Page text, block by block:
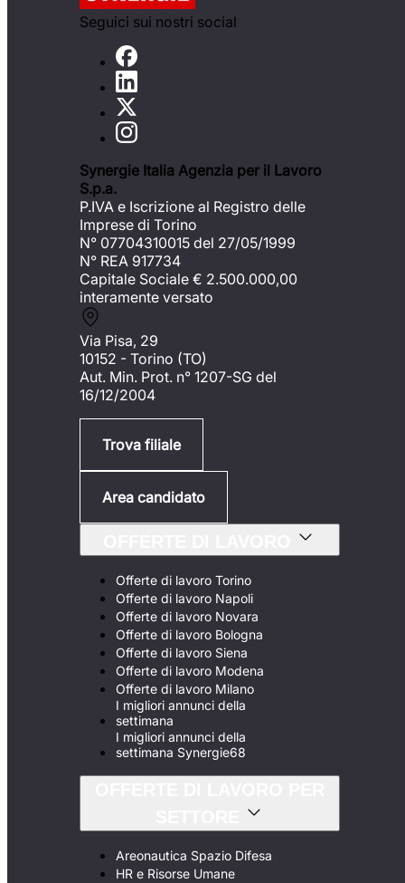
Seguici sui nostri social
Synergie Italia Agenzia per il Lavoro
S.p.a.
P.IVA e Iscrizione al Registro delle
Imprese di Torino
N° 07704310015 del 27/05/1999
N° REA 917734
Capitale Sociale € 2.500.000,00
interamente versato
Via Pisa, 29
10152 - Torino (TO)
Aut. Min. Prot. n° 1207-SG del
16/12/2004
Trova filiale
Area candidato
Offerte di lavoro Torino
Offerte di lavoro Napoli
Offerte di lavoro Novara
Offerte di lavoro Bologna
Offerte di lavoro Siena
Offerte di lavoro Modena
Offerte di lavoro Milano
I migliori annunci della
settimana
I migliori annunci della
settimana Synergie68
Areonautica Spazio Difesa
HR e Risorse Umane